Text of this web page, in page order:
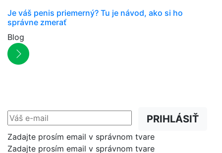
Je váš penis priemerný? Tu je návod, ako si ho
správne zmerať
Blog
PRIHLÁSIŤ
Zadajte prosím email v správnom tvare
Zadajte prosím email v správnom tvare